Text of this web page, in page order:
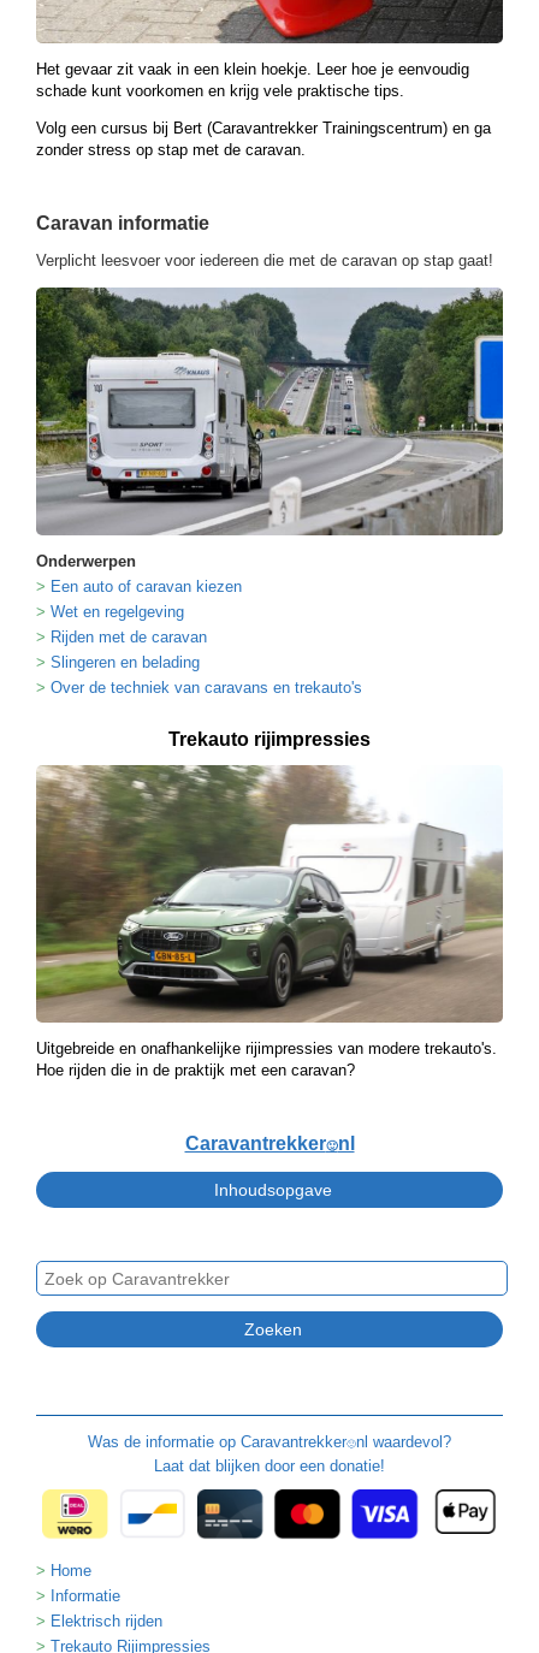
Het gevaar zit vaak in een klein hoekje. Leer hoe je eenvoudig
schade kunt voorkomen en krijg vele praktische tips.
Volg een cursus bij Bert (Caravantrekker Trainingscentrum) en ga
zonder stress op stap met de caravan.
Caravan informatie
Verplicht leesvoer voor iedereen die met de caravan op stap gaat!
Onderwerpen
Een auto of caravan kiezen
Wet en regelgeving
Rijden met de caravan
Slingeren en belading
Over de techniek van caravans en trekauto's
Trekauto rijimpressies
Uitgebreide en onafhankelijke rijimpressies van modere trekauto's.
Hoe rijden die in de praktijk met een caravan?
Caravantrekker🙂nl
Was de informatie op Caravantrekker🙂nl waardevol?
Laat dat blijken door een donatie!
Home
Informatie
Elektrisch rijden
Trekauto Rijimpressies